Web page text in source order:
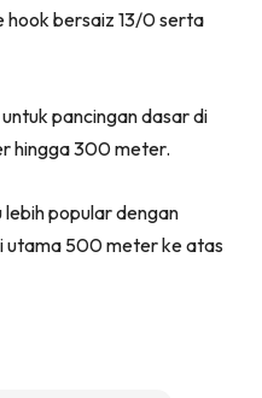
hook bersaiz 13/0 serta
pancingan dasar di
hingga 300 meter.
popular dengan
utama 500 meter ke atas